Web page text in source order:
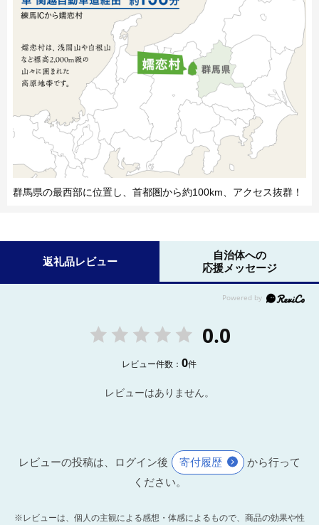
群馬県の最西部に位置し、首都圏から約100km、アクセス抜群！
返礼品レビュー
自治体への
応援メッセージ
0.0
レビュー件数：0件
レビューはありません。
レビューの投稿は、ログイン後 寄付履歴
から行って
ください。
※レビューは、個人の主観による感想・体感によるもので、商品の効果や性